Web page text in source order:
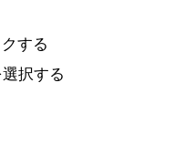
する
択する